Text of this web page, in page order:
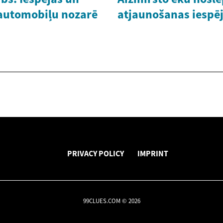
nozarē
atjaunošanas
PRIVACY POLICY IMPRINT
99CLUES.COM © 2026